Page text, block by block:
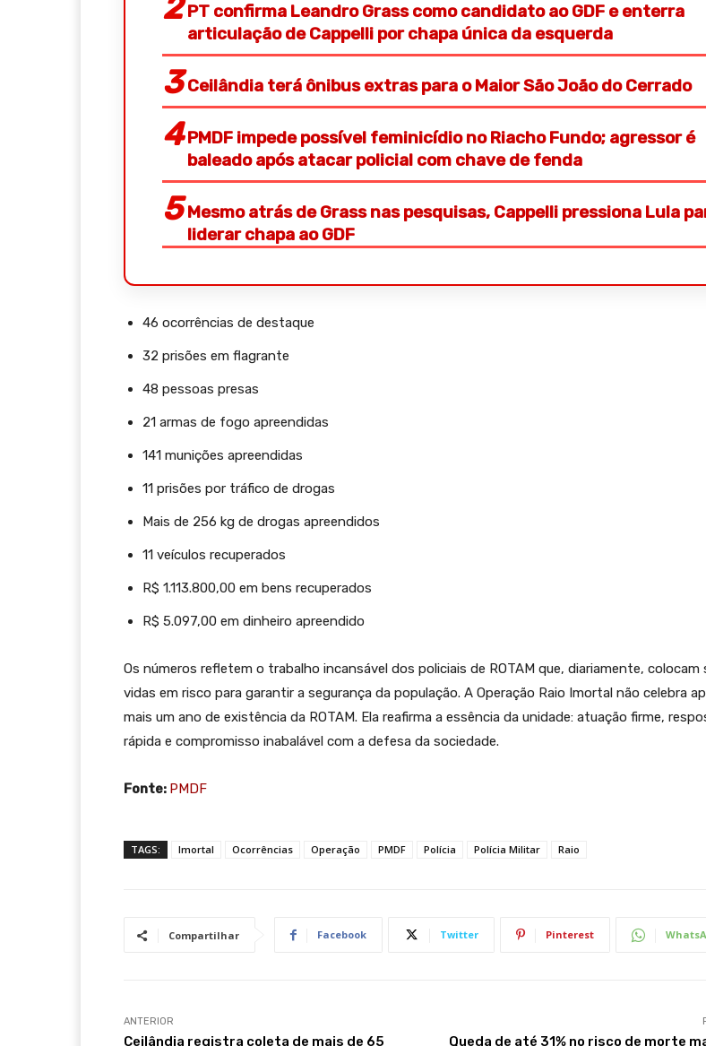
PT confirma Leandro Grass como candidato ao GDF e enterra
articulação de Cappelli por chapa única da esquerda
Ceilândia terá ônibus extras para o Maior São João do Cerrado
PMDF impede possível feminicídio no Riacho Fundo; agressor é
baleado após atacar policial com chave de fenda
Mesmo atrás de Grass nas pesquisas, Cappelli pressiona Lula
liderar chapa ao GDF
46 ocorrências de destaque
32 prisões em flagrante
48 pessoas presas
21 armas de fogo apreendidas
141 munições apreendidas
11 prisões por tráfico de drogas
Mais de 256 kg de drogas apreendidos
11 veículos recuperados
R$ 1.113.800,00 em bens recuperados
R$ 5.097,00 em dinheiro apreendido
Os números refletem o trabalho incansável dos policiais de ROTAM que, diariamente, colocam
vidas em risco para garantir a segurança da população. A Operação Raio Imortal não celebra
mais um ano de existência da ROTAM. Ela reafirma a essência da unidade: atuação firme,
rápida e compromisso inabalável com a defesa da sociedade.
Fonte: PMDF
TAGS: Imortal Ocorrências Operação PMDF Polícia Polícia Militar Raio
Compartilhar Facebook Twitter Pinterest
ANTERIOR
Ceilândia registra coleta de mais de 65 Queda de até 31% no risco de morte